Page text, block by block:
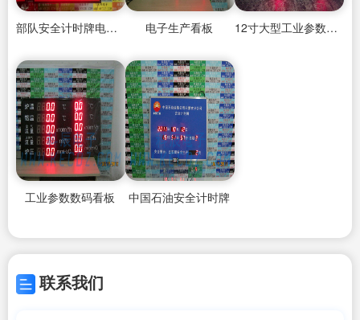
部队安全计时牌电子看板 电子生产看板 12寸大型工业参数采集器
工业参数数码看板 中国石油安全计时牌
联系我们